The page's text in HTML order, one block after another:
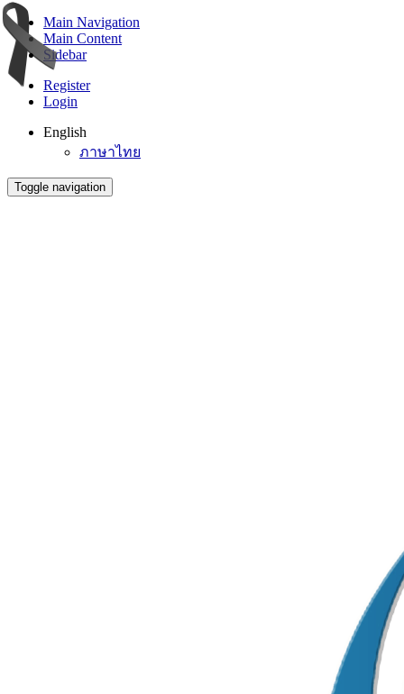
Main Navigation
Main Content
Sidebar
Register
Login
English
ภาษาไทย
Toggle navigation